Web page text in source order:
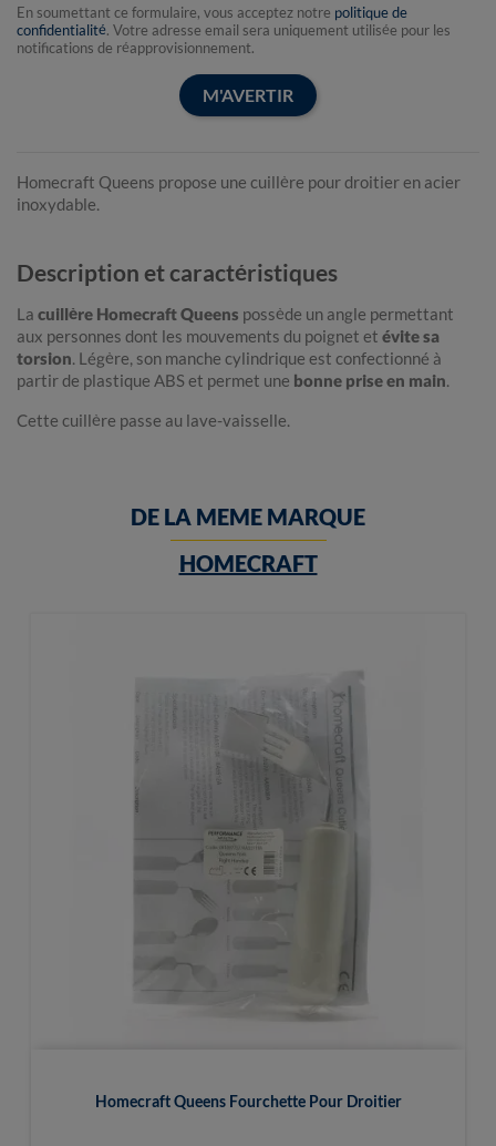
En soumettant ce formulaire, vous acceptez notre politique de
confidentialité. Votre adresse email sera uniquement utilisée pour les
notifications de réapprovisionnement.
M'AVERTIR
Homecraft Queens propose une cuillère pour droitier en acier
inoxydable.
Description et caractéristiques
La cuillère Homecraft Queens possède un angle permettant
aux personnes dont les mouvements du poignet et évite sa
torsion. Légère, son manche cylindrique est confectionné à
partir de plastique ABS et permet une bonne prise en main.
Cette cuillère passe au lave-vaisselle.
DE LA MEME MARQUE
HOMECRAFT
Homecraft Queens Fourchette Pour Droitier